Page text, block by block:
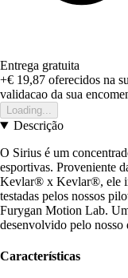
Entrega gratuita
+€ 19,87 oferecidos na
validacao da sua
Loading...
Descrição
O Sirius é um
esportivas. Proveniente
Kevlar® x Kevlar®, ele
testadas pelos nossos
Furygan Motion Lab.
desenvolvido pelo nosso
Características